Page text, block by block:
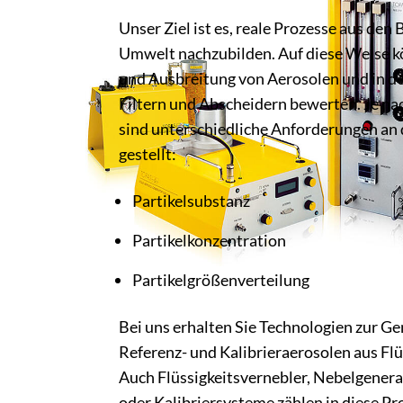
Unser Ziel ist es, reale Prozesse aus
Umwelt nachzubilden. Auf diese Weise
und Ausbreitung von Aerosolen und in
Filtern und Abscheidern bewerten. Je
sind unterschiedliche Anforderungen
gestellt:
Partikelsubstanz
Partikelkonzentration
Partikelgrößenverteilung
Bei uns erhalten Sie Technologien zur
Referenz- und Kalibrieraerosolen aus
Auch Flüssigkeitsvernebler,